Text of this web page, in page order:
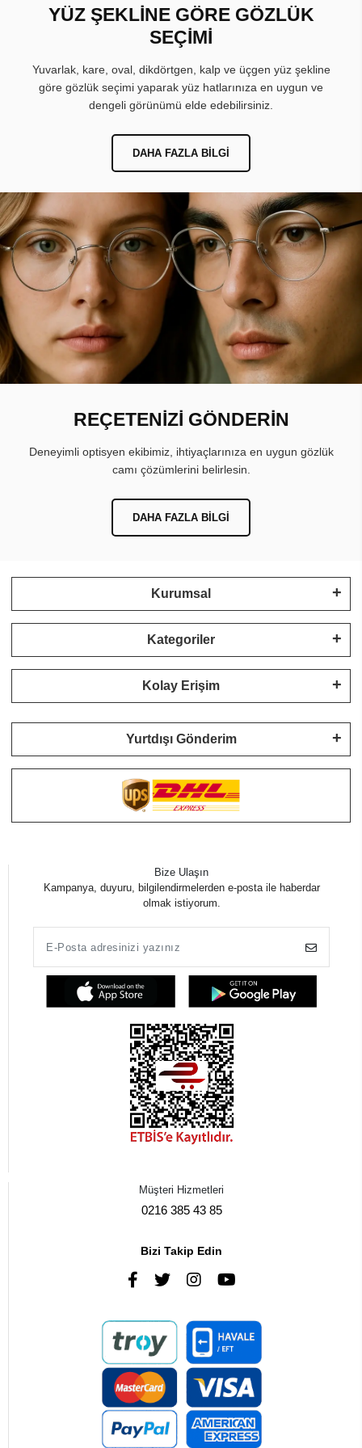
YÜZ ŞEKLİNE GÖRE GÖZLÜK
SEÇİMİ
Yuvarlak, kare, oval, dikdörtgen, kalp ve üçgen yüz şekline
göre gözlük seçimi yaparak yüz hatlarınıza en uygun ve
dengeli görünümü elde edebilirsiniz.
DAHA FAZLA BILGI
REÇETENİZİ GÖNDERİN
Deneyimli optisyen ekibimiz, ihtiyaçlarınıza en uygun gözlük
camı çözümlerini belirlesin.
DAHA FAZLA BILGI
Kurumsal
Kategoriler
Kolay Erişim
Yurtdışı Gönderim
Bize Ulaşın
Kampanya, duyuru, bilgilendirmelerden e-posta ile haberdar
olmak istiyorum.
Müşteri Hizmetleri
0216 385 43 85
Bizi Takip Edin